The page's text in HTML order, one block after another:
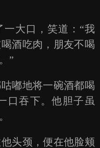
大口，笑道：“我
酒吃肉，朋友不喝
”
嘟地将一碗酒都喝
口吞下。他胆子虽
头颈，便在他脸颊